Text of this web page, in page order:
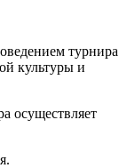
турнира
культуры и
осуществляет